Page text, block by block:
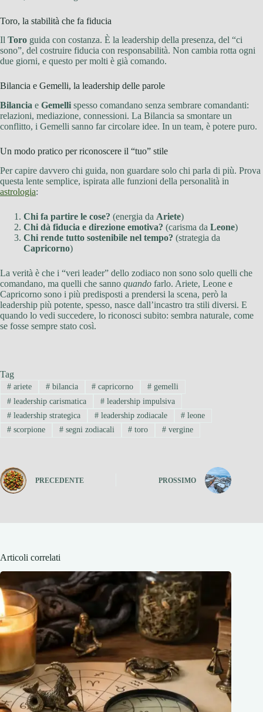
Toro, la stabilità che fa fiducia
Il Toro guida con costanza. È la leadership della presenza, del “ci
sono”, del costruire fiducia con responsabilità. Non cambia rotta ogni
due giorni, e questo per molti è già comando.
Bilancia e Gemelli, la leadership delle parole
Bilancia e Gemelli spesso comandano senza sembrare comandanti:
relazioni, mediazione, connessioni. La Bilancia sa smontare un
conflitto, i Gemelli sanno far circolare idee. In un team, è potere puro.
Un modo pratico per riconoscere il “tuo” stile
Per capire davvero chi guida, non guardare solo chi parla di più. Prova
questa lente semplice, ispirata alle funzioni della personalità in
astrologia:
Chi fa partire le cose? (energia da Ariete)
Chi dà fiducia e direzione emotiva? (carisma da Leone)
Chi rende tutto sostenibile nel tempo? (strategia da
Capricorno)
La verità è che i “veri leader” dello zodiaco non sono solo quelli che
comandano, ma quelli che sanno quando farlo. Ariete, Leone e
Capricorno sono i più predisposti a prendersi la scena, però la
leadership più potente, spesso, nasce dall’incastro tra stili diversi. E
quando lo vedi succedere, lo riconosci subito: sembra naturale, come
se fosse sempre stato così.
Tag
#ariete #bilancia # capricorno # gemelli
#leadership carismatica #leadership impulsiva
#leadership strategica #leadership zodiacale # leone
#scorpione #segni zodiacali # toro # vergine
PRECEDENTE PROSSIMO
Articoli correlati